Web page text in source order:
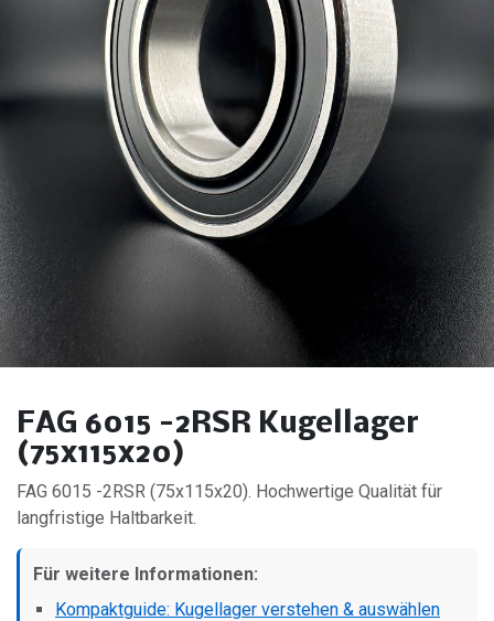
FAG 6015 -2RSR Kugellager
(75x115x20)
FAG 6015 -2RSR (75x115x20). Hochwertige Qualität für
langfristige Haltbarkeit.
Für weitere Informationen:
Kompaktguide: Kugellager verstehen & auswählen